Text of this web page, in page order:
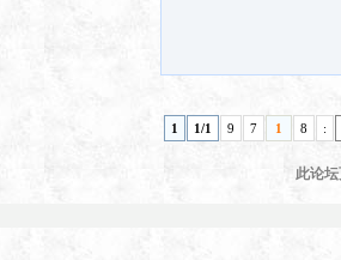
1 1/1 9 7 1 8 :
此论